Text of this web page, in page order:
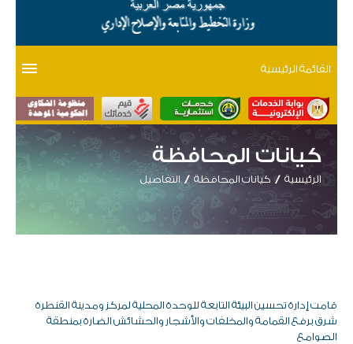
القائمة الرئيسية
كيانات المحافظة
الرئيسية كيانات المحافظة التفاصيل
قامت إدارة تحسين البيئة التابعة للوحدة المحلية لمركز ومدينة القنطرة
شرق برفع القمامة والمخلفات والأشجار والحشائش الضارة بمنطقة
الصوامع